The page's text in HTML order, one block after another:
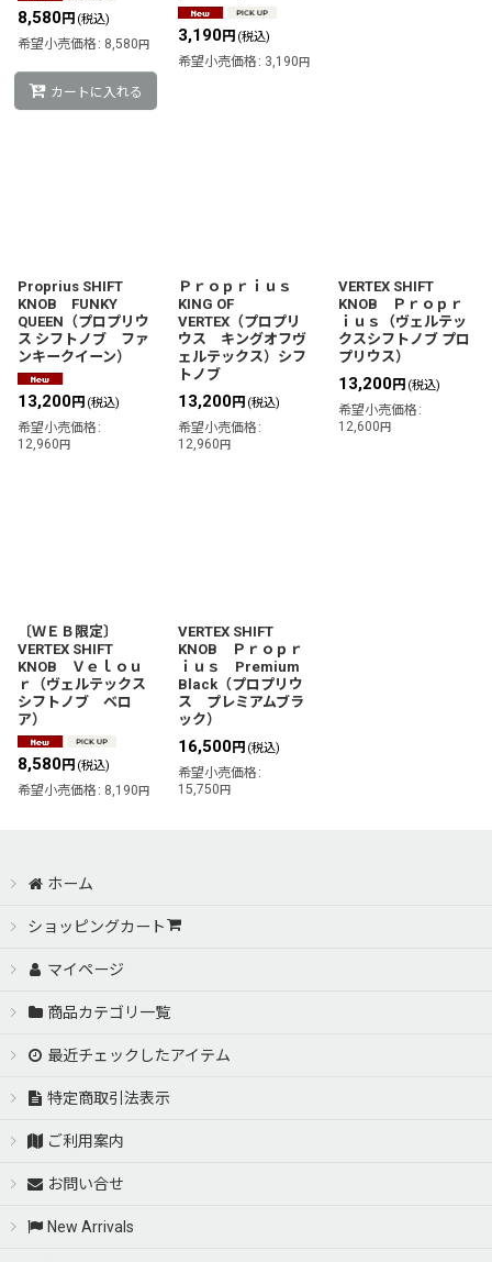
8,580円 (税込)
希望小売価格 : 8,580円
カートに入れる
3,190円 (税込)
希望小売価格 : 3,190円
Proprius SHIFT
KNOB FUNKY
QUEEN（プロプリウ
ス シフトノブ ファ
ンキークイーン）
13,200円 (税込)
希望小売価格 :
12,960円
Ｐｒｏｐｒｉｕｓ
KING OF
VERTEX（プロプリ
ウス キングオフヴ
ェルテックス）シフ
トノブ
13,200円 (税込)
希望小売価格 :
12,960円
VERTEX SHIFT
KNOB Ｐｒｏｐｒ
ｉｕｓ（ヴェルテッ
クスシフトノブ プロ
プリウス）
13,200円 (税込)
希望小売価格 :
12,600円
〔ＷＥＢ限定〕
VERTEX SHIFT
KNOB Ｖｅｌｏｕ
ｒ（ヴェルテックス
シフトノブ ベロ
ア）
8,580円 (税込)
希望小売価格 : 8,190円
VERTEX SHIFT
KNOB Ｐｒｏｐｒ
ｉｕｓ Premium
Black（プロプリウ
ス プレミアムブラ
ック）
16,500円 (税込)
希望小売価格 :
15,750円
ホーム
ショッピングカート
マイページ
商品カテゴリ一覧
最近チェックしたアイテム
特定商取引法表示
ご利用案内
お問い合せ
New Arrivals